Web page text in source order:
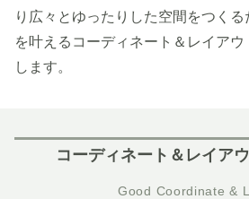
り広々とゆったりした空間をつく
を叶えるコーディネート＆レイア
します。
コーディネート＆レイア
Good Coordinate &